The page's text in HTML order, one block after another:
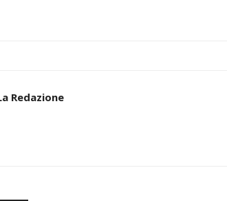
Redazione